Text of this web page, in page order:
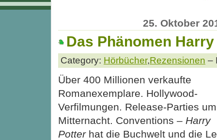
25. Oktober
Das Phänomen
Category: Hörbücher,Rezensionen –
Über 400 Millionen verkaufte
Romanexemplare. Hollywood-
Verfilmungen. Release-Parties um
Mitternacht. Conventions – Harry
Potterhat die Buchwelt und die